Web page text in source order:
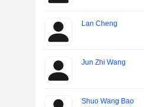
Lan Cheng
Jun Zhi Wang
Shuo Wang Bao